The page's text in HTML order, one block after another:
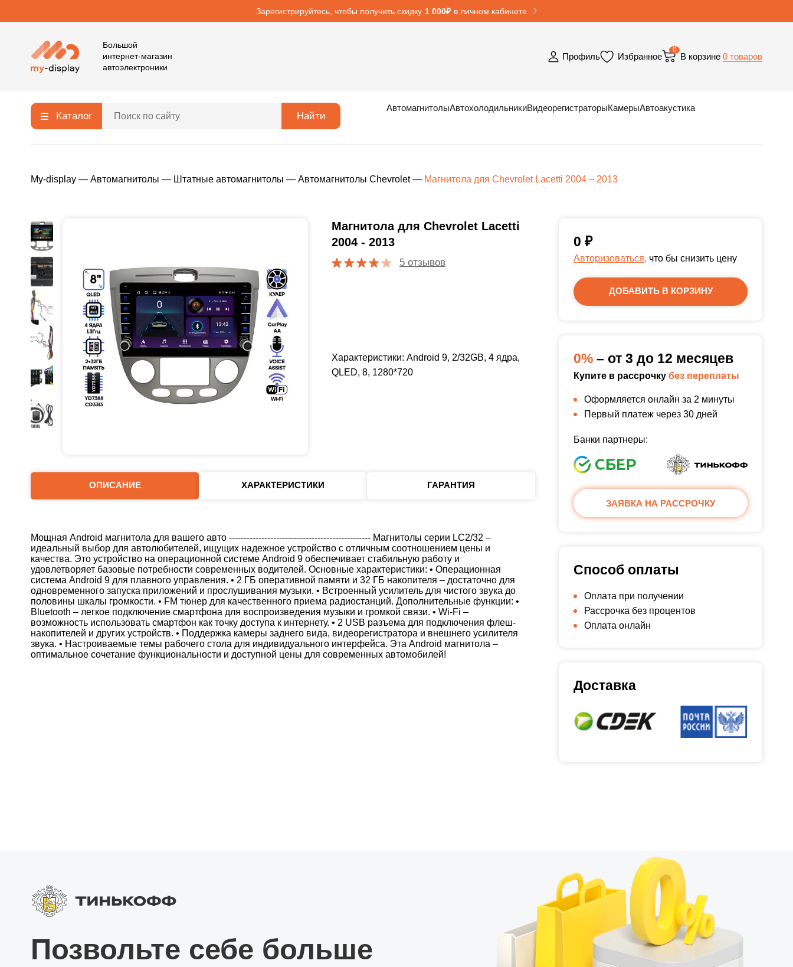
Зарегистрируйтесь, чтобы получить скидку 1 000₽ в личном кабинете
Большой
интернет-магазин
автоэлектроники
Профиль Избранное
0
В корзине 0 товаров
Каталог Найти
АвтомагнитолыАвтохолодильникиВидеорегистраторыКамерыАвтоакустика
My-display — Автомагнитолы — Штатные автомагнитолы — Автомагнитолы Chevrolet— Магнитола для Chevrolet Lacetti 2004 – 2013
Магнитола для Chevrolet Lacetti
2004 - 2013
5 отзывов
Характеристики: Android 9, 2/32GB, 4 ядра,
QLED, 8, 1280*720
ОПИСАНИЕ ХАРАКТЕРИСТИКИ ГАРАНТИЯ
Мощная Android магнитола для вашего авто ------------------------------------------------ Магнитолы серии LC2/32 –
идеальный выбор для автолюбителей, ищущих надежное устройство с отличным соотношением цены и
качества. Это устройство на операционной системе Android 9 обеспечивает стабильную работу и
удовлетворяет базовые потребности современных водителей. Основные характеристики: • Операционная
система Android 9 для плавного управления. • 2 ГБ оперативной памяти и 32 ГБ накопителя – достаточно для
одновременного запуска приложений и прослушивания музыки. • Встроенный усилитель для чистого звука до
половины шкалы громкости. • FM тюнер для качественного приема радиостанций. Дополнительные функции: •
Bluetooth – легкое подключение смартфона для воспроизведения музыки и громкой связи. • Wi-Fi –
возможность использовать смартфон как точку доступа к интернету. • 2 USB разъема для подключения флеш-
накопителей и других устройств. • Поддержка камеры заднего вида, видеорегистратора и внешнего усилителя
звука. • Настроиваемые темы рабочего стола для индивидуального интерфейса. Эта Android магнитола –
оптимальное сочетание функциональности и доступной цены для современных автомобилей!
0 ₽
Авторизоваться, что бы снизить цену
ДОБАВИТЬ В КОРЗИНУ
0% – от 3 до 12 месяцев
Купите в рассрочку без переплаты
Оформляется онлайн за 2 минуты
Первый платеж через 30 дней
Банки партнеры:
ЗАЯВКА НА РАССРОЧКУ
Способ оплаты
Оплата при получении
Рассрочка без процентов
Оплата онлайн
Доставка
Позвольте себе больше